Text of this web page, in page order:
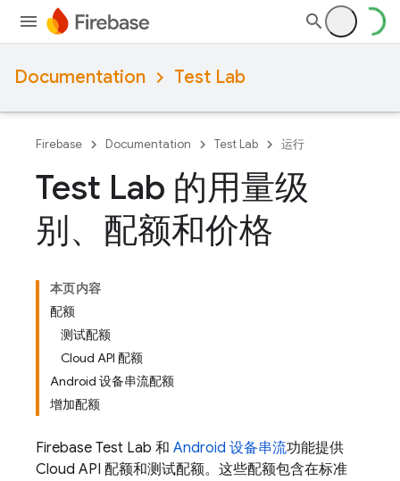
Documentation Test Lab
Firebase Documentation Test Lab 运行
Test Lab 的用量级
别、配额和价格
本页内容
配额
测试配额
Cloud API 配额
Android 设备串流配额
增加配额
Firebase Test Lab 和 Android 设备串流功能提供
Cloud API 配额和测试配额。这些配额包含在标准